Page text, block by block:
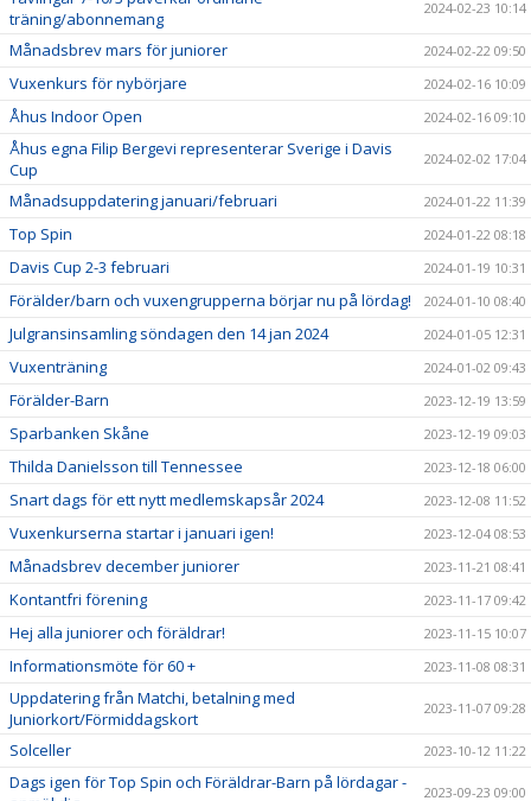
träning/abonnemang
2024-02-23 10:14
Månadsbrev mars för juniorer 2024-02-22 09:50
Vuxenkurs för nybörjare 2024-02-16 10:09
Åhus Indoor Open 2024-02-16 09:10
Åhus egna Filip Bergevi representerar Sverige i Davis
Cup
2024-02-02 17:04
Månadsuppdatering januari/februari 2024-01-22 11:39
Top Spin 2024-01-22 08:18
Davis Cup 2-3 februari 2024-01-19 10:31
Förälder/barn och vuxengrupperna börjar nu på lördag! 2024-01-10 08:40
Julgransinsamling söndagen den 14 jan 2024 2024-01-05 12:31
Vuxenträning 2024-01-02 09:43
Förälder-Barn 2023-12-19 13:59
Sparbanken Skåne 2023-12-19 09:03
Thilda Danielsson till Tennessee 2023-12-18 06:00
Snart dags för ett nytt medlemskapsår 2024 2023-12-08 11:52
Vuxenkurserna startar i januari igen! 2023-12-04 08:53
Månadsbrev december juniorer 2023-11-21 08:41
Kontantfri förening 2023-11-17 09:42
Hej alla juniorer och föräldrar! 2023-11-15 10:07
Informationsmöte för 60 + 2023-11-08 08:31
Uppdatering från Matchi, betalning med
Juniorkort/Förmiddagskort
2023-11-07 09:28
Solceller 2023-10-12 11:22
Dags igen för Top Spin och Föräldrar-Barn på lördagar -
2023-09-23 09:00